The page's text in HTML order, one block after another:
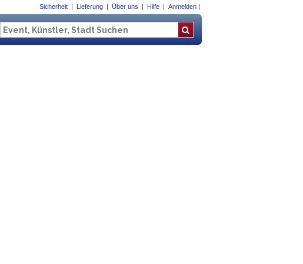
Sicherheit Lieferung Über uns Hilfe Anmelden